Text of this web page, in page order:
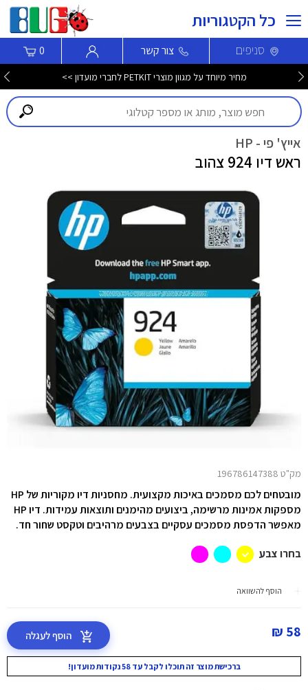
כל הקטגוריות
סניפים צור קשר 0
מחיר מיוחד על מגוון מוצרי PETKIT לחברי מועדון >>
אייץ' פי - HP
ראש דיו 924 צהוב
מק"ט 196786147388
מובטחים לכם מסמכים באיכות מקצועית. מחסניות דיו מקוריות של HP
מספקות אמינות מרשימה, ביצועים מהימנים ותוצאותעמידות.
דיו HP
מאפשר הדפסת מסמכים עסקיים בצבעים מרהיבים וטקסט שחורחד.
בחרו צבע
הוסף להשוואה
58 ₪ הוסף לעגלה
ברכישת מוצר זה תוכלו לקבל עד 58 נקודות מועדון!